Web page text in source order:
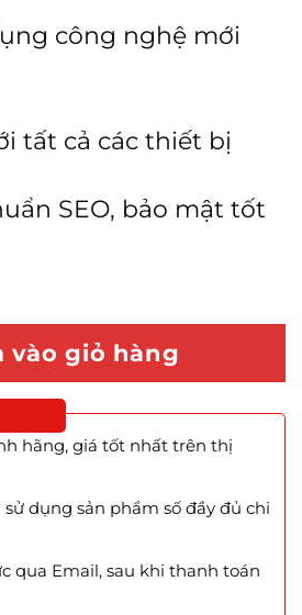
công nghệ mới
tất cả các thiết bị
SEO, bảo mật tốt
Mỹ Viện số lượng
vào giỏ hàng
hãng, giá tốt nhất trên thị
dụng sản phẩm số đầy đủ chi
qua Email, sau khi thanh toán